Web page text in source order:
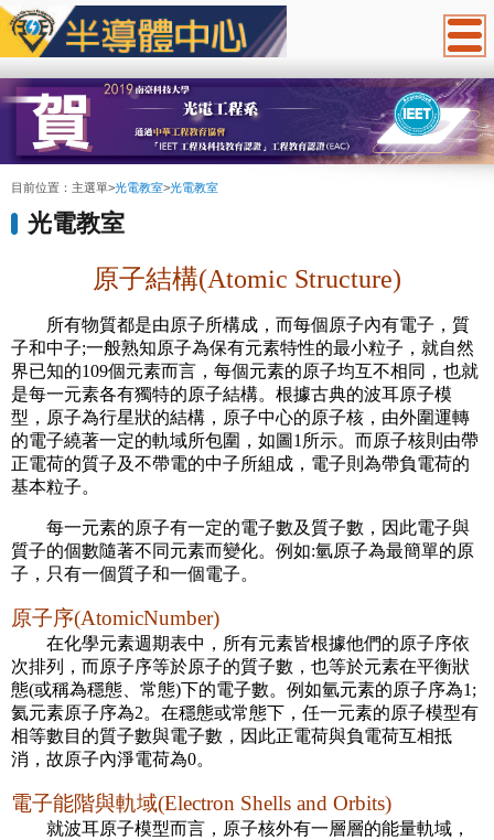
:::
目前位置： 主選單>光電教室>光電教室
光電教室
原子結構(Atomic Structure)
所有物質都是由原子所構成，而每個原子內有電子，質
子和中子;一般熟知原子為保有元素特性的最小粒子，就自然
界已知的109個元素而言，每個元素的原子均互不相同，也就
是每一元素各有獨特的原子結構。根據古典的波耳原子模
型，原子為行星狀的結構，原子中心的原子核，由外圍運轉
的電子繞著一定的軌域所包圍，如圖1所示。而原子核則由帶
正電荷的質子及不帶電的中子所組成，電子則為帶負電荷的
基本粒子。
每一元素的原子有一定的電子數及質子數，因此電子與
質子的個數隨著不同元素而變化。例如:氫原子為最簡單的原
子，只有一個質子和一個電子。
原子序(AtomicNumber)
在化學元素週期表中，所有元素皆根據他們的原子序依
次排列，而原子序等於原子的質子數，也等於元素在平衡狀
態(或稱為穩態、常態)下的電子數。例如氫元素的原子序為1;
氦元素原子序為2。在穩態或常態下，任一元素的原子模型有
相等數目的質子數與電子數，因此正電荷與負電荷互相抵
消，故原子內淨電荷為0。
電子能階與軌域(Electron Shells and Orbits)
就波耳原子模型而言，原子核外有一層層的能量軌域，